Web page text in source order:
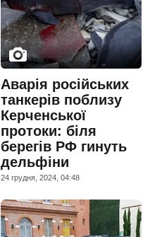
Аварія російських
танкерів поблизу
Керченської
протоки: біля
берегів РФ гинуть
дельфіни
24 грудня, 2024, 04:48